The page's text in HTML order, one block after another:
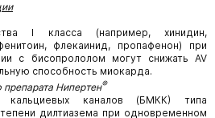
I класса (например, хинидин,
флекаинид, пропафенон) при
с бисопрололом могут снижать AV
способность миокарда.
Нипертен®
кальциевых каналов (БМКК) типа
дилтиазема при одновременном